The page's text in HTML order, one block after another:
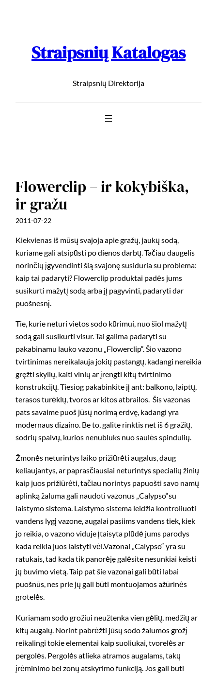
Straipsnių Katalogas
Straipsnių Direktorija
Flowerclip – ir kokybiška,
ir gražu
2011-07-22
Kiekvienas iš mūsų svajoja apie gražų, jaukų sodą,
kuriame gali atsipūsti po dienos darbų. Tačiau daugelis
norinčių įgyvendinti šią svajonę susiduria su problema:
kaip tai padaryti? Flowerclip produktai padės jums
susikurti mažytį sodą arba jį pagyvinti, padaryti dar
puošnesnį.
Tie, kurie neturi vietos sodo kūrimui, nuo šiol mažytį
sodą gali susikurti visur. Tai galima padaryti su
pakabinamu lauko vazonu „Flowerclip“. Šio vazono
tvirtinimas nereikalauja jokių pastangų, kadangi nereikia
gręžti skylių, kalti vinių ar įrengti kitų tvirtinimo
konstrukcijų. Tiesiog pakabinkite jį ant: balkono, laiptų,
terasos turėklų, tvoros ar kitos atbrailos. Šis vazonas
pats savaime puoš jūsų norimą erdvę, kadangi yra
modernaus dizaino. Be to, galite rinktis net iš 6 gražių,
sodrių spalvų, kurios nenubluks nuo saulės spindulių.
Žmonės neturintys laiko prižiūrėti augalus, daug
keliaujantys, ar paprasčiausiai neturintys specialių žinių
kaip juos prižiūrėti, tačiau norintys papuošti savo namų
aplinką žaluma gali naudoti vazonus „Calypso“su
laistymo sistema. Laistymo sistema leidžia kontroliuoti
vandens lygį vazone, augalai pasiims vandens tiek, kiek
jo reikia, o vazono viduje įtaisyta plūdė jums parodys
kada reikia juos laistyti vėl.Vazonai „Calypso“ yra su
ratukais, tad kada tik panorėję galėsite nesunkiai keisti
jų buvimo vietą. Taip pat šie vazonai gali būti labai
puošnūs, nes prie jų gali būti montuojamos ažūrinės
grotelės.
Kuriamam sodo grožiui neužtenka vien gėlių, medžių ar
kitų augalų. Norint pabrėžti jūsų sodo žalumos grožį
reikalingi tokie elementai kaip suoliukai, tvorelės ar
pergolės. Pergolės atlieka atramos augalams, takų
įrėminimo bei zonų atskyrimo funkciją. Jos gali būti